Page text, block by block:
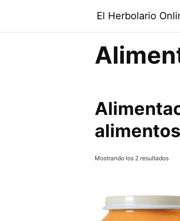
El Herbolario
Mostrando los 2 resultados